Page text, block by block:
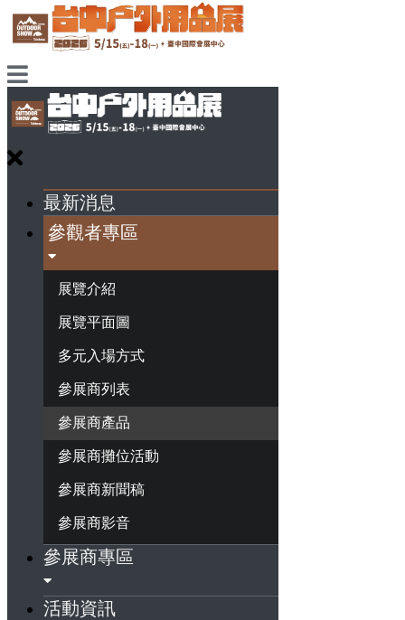
最新消息
參觀者專區
展覽介紹
展覽平面圖
多元入場方式
參展商列表
參展商產品
參展商攤位活動
參展商新聞稿
參展商影音
參展商專區
活動資訊